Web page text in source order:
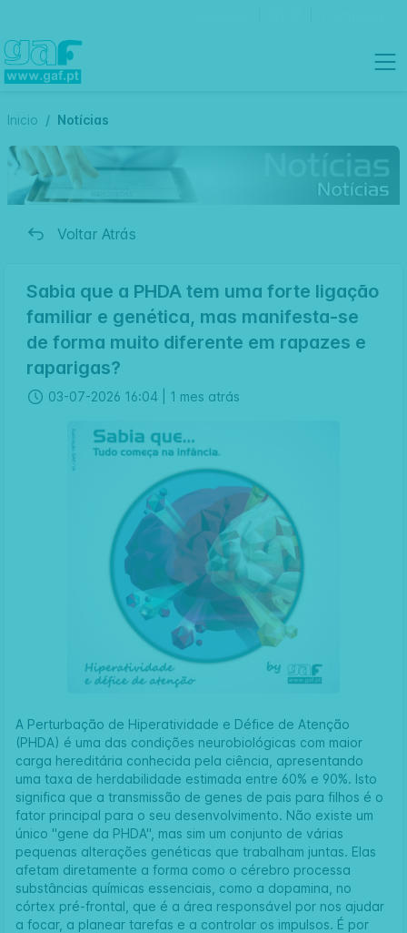
Inicio Notícias
Voltar Atrás
Sabia que a PHDA tem uma forte ligação
familiar e genética, mas manifesta-se
de forma muito diferente em rapazes e
raparigas?
03-07-2026 16:04 | 1 mes atrás
A Perturbação de Hiperatividade e Défice de Atenção
(PHDA) é uma das condições neurobiológicas com maior
carga hereditária conhecida pela ciência, apresentando
uma taxa de herdabilidade estimada entre 60% e 90%. Isto
significa que a transmissão de genes de pais para filhos é o
fator principal para o seu desenvolvimento. Não existe um
único "gene da PHDA", mas sim um conjunto de várias
pequenas alterações genéticas que trabalham juntas. Elas
afetam diretamente a forma como o cérebro processa
substâncias químicas essenciais, como a dopamina, no
córtex pré-frontal, que é a área responsável por nos ajudar
a focar, a planear tarefas e a controlar os impulsos. É por